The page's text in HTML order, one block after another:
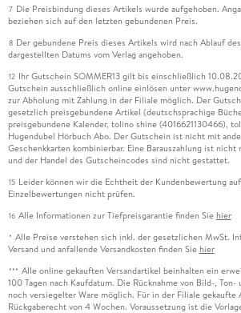
9. 5 . . . Nachhaltigkeit beim Webhosting
Index . . . 473
7 Die Preisbindung dieses Artikels wurde aufgehoben.
beziehen sich auf den letzten gebundenen Preis.
8 Der gebundene Preis dieses Artikels wird nach Ablauf
dargestellten Datums vom Verlag angehoben.
12 Ihr Gutschein SOMMER13 gilt bis einschließlich
Gutschein ausschließlich online einlösen unter
zur Abholung mit Zahlung in der Filiale möglich. Der
gesetzlich preisgebundene Artikel (deutschsprachige
preisgebundene Kalender, tolino shine (4016621130466),
Hugendubel Hörbuch Abo. Der Gutschein ist nicht mit
Geschenkkarten kombinierbar. Eine Barauszahlung ist
und der Handel des Gutscheincodes sind nicht gestattet.
15 Leider können wir die Echtheit der Kundenbewertung
Einzelbewertungen nicht prüfen.
16 Alle Informationen zur Tiefpreisgarantie finden Sie hier
* Alle Preise verstehen sich inkl. der gesetzlichen MwSt.
Versand und anfallende Versandkosten finden Sie hier
*** Alle online gekauften Versandartikel beinhalten ein
100 Tagen nach Kaufdatum. Die Rücknahme von Bild-,
noch versiegelter Ware möglich. Für in der Filiale
Rückgaberecht von 4 Wochen. Voraussetzung ist die